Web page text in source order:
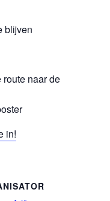
blijven
route naar de
in!